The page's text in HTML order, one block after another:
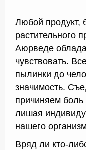
Триггерные
Контакты
Любой продукт,
растительного
Аюрведе
чувствовать.
пылинки до
значимость.
причиняем
лишая
нашего
Вряд ли кто-